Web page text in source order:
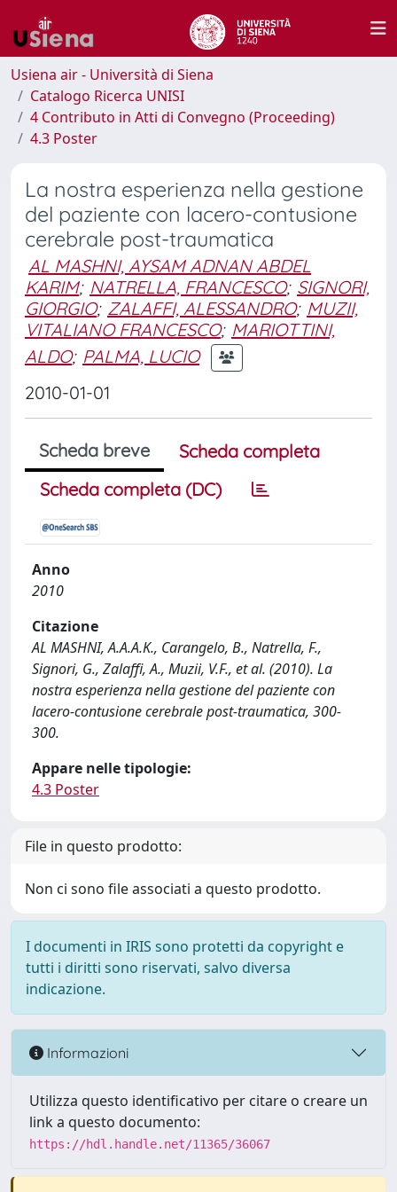
Usiena air - Università di Siena
Catalogo Ricerca UNISI
4 Contributo in Atti di Convegno (Proceeding)
4.3 Poster
La nostra esperienza nella gestione
del paziente con lacero-contusione
cerebrale post-traumatica
AL MASHNI, AYSAM ADNAN ABDEL
KARIM; NATRELLA, FRANCESCO; SIGNORI,
GIORGIO; ZALAFFI, ALESSANDRO; MUZII,
VITALIANO FRANCESCO; MARIOTTINI,
ALDO; PALMA, LUCIO
2010-01-01
Scheda breve
Scheda completa
Scheda completa (DC)
Anno
2010
Citazione
AL MASHNI, A.A.A.K., Carangelo, B., Natrella, F.,
Signori, G., Zalaffi, A., Muzii, V.F., et al. (2010). La
nostra esperienza nella gestione del paziente con
lacero-contusione cerebrale post-traumatica, 300-
300.
Appare nelle tipologie:
4.3 Poster
File in questo prodotto:
Non ci sono file associati a questo prodotto.
I documenti in IRIS sono protetti da copyright e
tutti i diritti sono riservati, salvo diversa
indicazione.
Informazioni
Utilizza questo identificativo per citare o creare un
link a questo documento:
https://hdl.handle.net/11365/36067